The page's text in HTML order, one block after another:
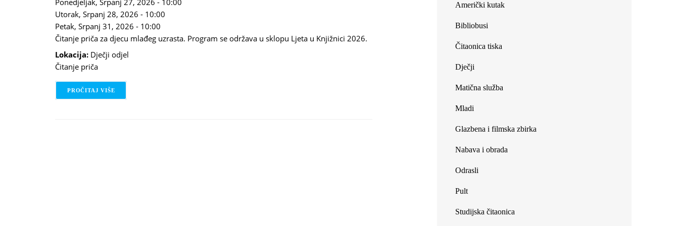
Ponedjeljak, Srpanj 27, 2026 - 10:00
Utorak, Srpanj 28, 2026 - 10:00
Petak, Srpanj 31, 2026 - 10:00
Čitanje priča za djecu mlađeg uzrasta. Program se održava u sklopu Ljeta u Knjižnici 2026.
Lokacija: Dječji odjel
Čitanje priča
PROČITAJ VIŠE
Američki kutak
Bibliobusi
Čitaonica tiska
Dječji
Matična služba
Mladi
Glazbena i filmska zbirka
Nabava i obrada
Odrasli
Pult
Studijska čitaonica